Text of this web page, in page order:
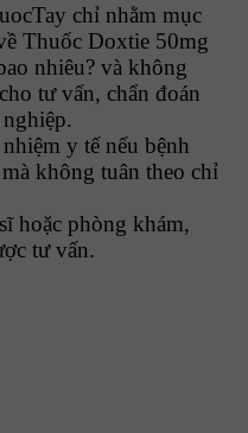
chỉ nhằm mục
Thuốc Doxtie 50mg
nhiêu? và không
tư vấn, chẩn đoán
y tế nếu bệnh
không tuân theo chỉ
hoặc phòng khám,
tư vấn.